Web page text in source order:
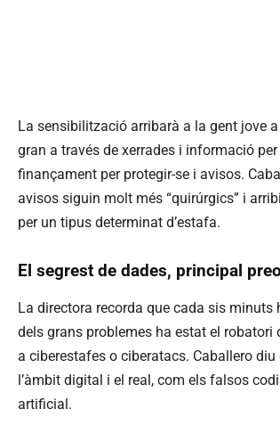
La sensibilització arribarà a la gent jove
gran a través de xerrades i informació
finançament per protegir-se i avisos.
avisos siguin molt més “quirúrgics” i
per un tipus determinat d’estafa.
El segrest de dades, principal
La directora recorda que cada sis
dels grans problemes ha estat el
a ciberestafes o ciberatacs. Caballero
l’àmbit digital i el real, com els falsos
artificial.